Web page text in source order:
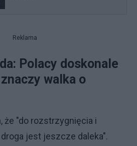
Reklama
Polacy doskonale
walka o
że "do rozstrzygnięcia i
jest jeszcze daleka".